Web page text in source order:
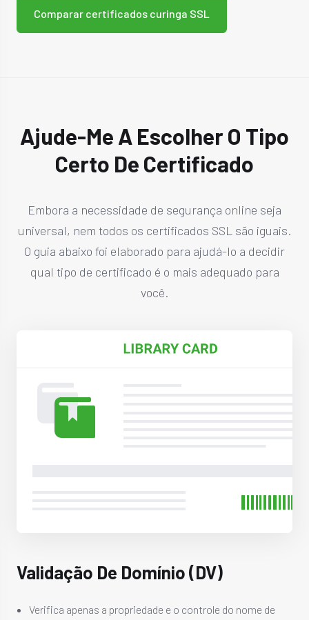
Comparar certificados curinga SSL
Ajude-Me A Escolher O Tipo
Certo De Certificado
Embora a necessidade de segurança online seja
universal, nem todos os certificados SSL são iguais.
O guia abaixo foi elaborado para ajudá-lo a decidir
qual tipo de certificado é o mais adequado para
você.
Validação De Domínio (DV)
Verifica apenas a propriedade e o controle do nome de